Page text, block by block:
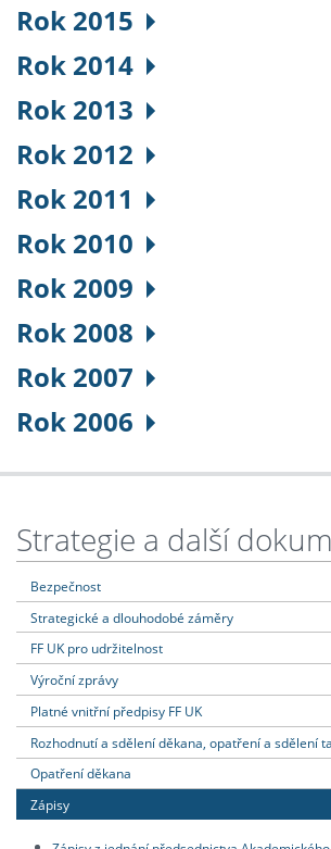
Rok 2015
Rok 2014
Rok 2013
Rok 2012
Rok 2011
Rok 2010
Rok 2009
Rok 2008
Rok 2007
Rok 2006
Strategie a další
Bezpečnost
Strategické a dlouhodobé záměry
FF UK pro udržitelnost
Výroční zprávy
Platné vnitřní předpisy FF UK
Rozhodnutí a sdělení děkana, opatření a sdělení
Opatření děkana
Zápisy